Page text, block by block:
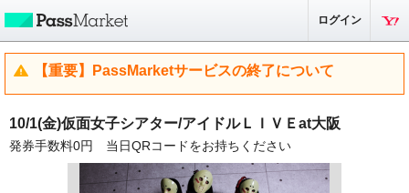
ログイン
【重要】PassMarketサービスの終了について
10/1(金)仮面女子シアター/アイドルＬＩＶＥat大阪
発券手数料0円 当日QRコードをお持ちください